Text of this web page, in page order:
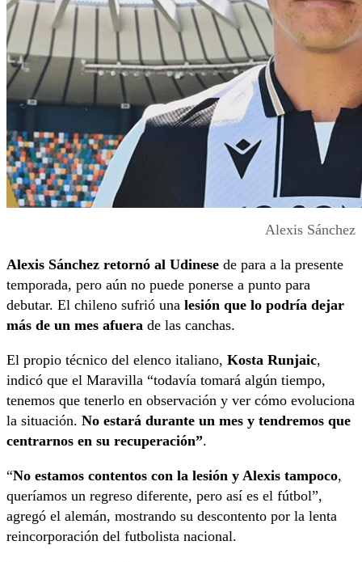
Alexis Sánchez
Alexis Sánchez retornó al Udinese de para a la presente
temporada, pero aún no puede ponerse a punto para
debutar. El chileno sufrió una lesión que lo podría dejar
más de un mes afuera de las canchas.
El propio técnico del elenco italiano, Kosta Runjaic,
indicó que el Maravilla “todavía tomará algún tiempo,
tenemos que tenerlo en observación y ver cómo evoluciona
la situación. No estará durante un mes y tendremos que
centrarnos en su recuperación”.
“No estamos contentos con la lesión y Alexis tampoco,
queríamos un regreso diferente, pero así es el fútbol”,
agregó el alemán, mostrando su descontento por la lenta
reincorporación del futbolista nacional.